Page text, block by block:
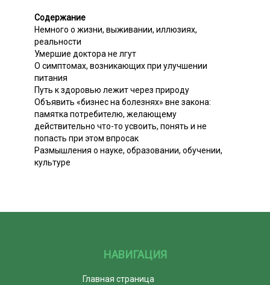
Содержание
Немного о жизни, выживании, иллюзиях,
реальности
Умершие доктора не лгут
О симптомах, возникающих при улучшении
питания
Путь к здоровью лежит через природу
Объявить «бизнес на болезнях» вне закона:
памятка потребителю, желающему
действительно что-то усвоить, понять и не
попасть при этом впросак
Размышления о науке, образовании, обучении,
культуре
НАВИГАЦИЯ
Главная страница